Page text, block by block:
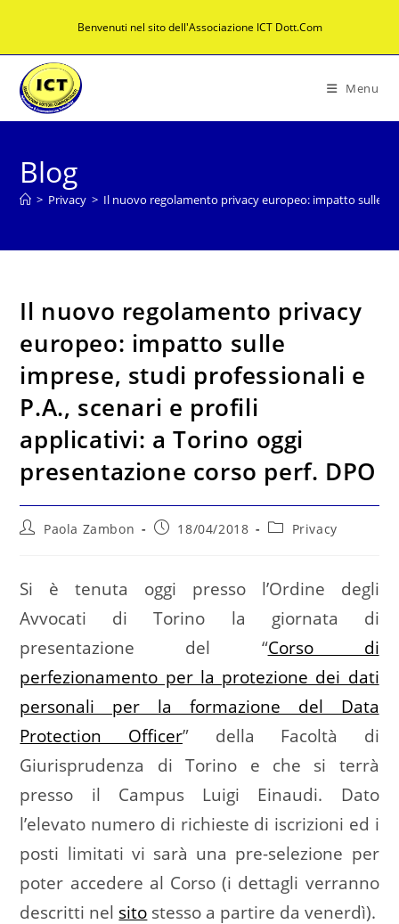
contenuto
Benvenuti nel sito dell'Associazione ICT Dott.Com
Menu
Blog
> Privacy > Il nuovo regolamento privacy europeo: impatto sulle
Il nuovo regolamento privacy
europeo: impatto sulle
imprese, studi professionali e
P.A., scenari e profili
applicativi: a Torino oggi
presentazione corso perf. DPO
AutorePaola Zambon
Articolo18/04/2018
Categoria
Privacy
Si è tenuta oggi presso l’Ordine degli
Avvocati di Torino la giornata di
presentazione del “Corso di
perfezionamento per la protezione dei dati
personali per la formazione del Data
Protection Officer” della Facoltà di
Giurisprudenza di Torino e che si terrà
presso il Campus Luigi Einaudi. Dato
l’elevato numero di richieste di iscrizioni ed i
posti limitati vi sarà una pre-selezione per
poter accedere al Corso (i dettagli verranno
descritti nel sito stesso a partire da venerdì).